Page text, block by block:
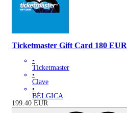
Ticketmaster Gift Card 180 EUR
•
Ticketmaster
•
Clave
•
BÉLGICA
199.40 EUR